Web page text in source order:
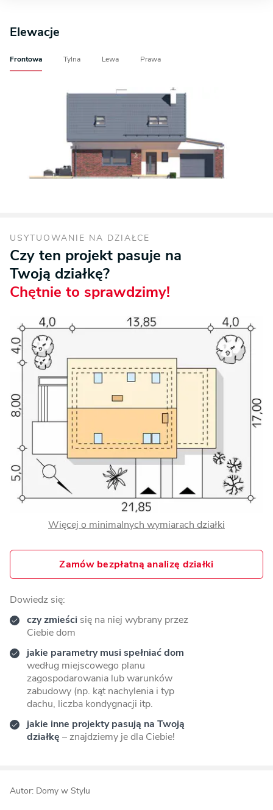
Elewacje
Frontowa Tylna Lewa Prawa
USYTUOWANIE NA DZIAŁCE
Czy ten projekt pasuje na
Twoją działkę?
Chętnie to sprawdzimy!
Więcej o minimalnych wymiarach działki
Zamów bezpłatną analizę działki
Dowiedz się:
czy zmieści się na niej wybrany przez
Ciebie dom
jakie parametry musi spełniać dom
według miejscowego planu
zagospodarowania lub warunków
zabudowy (np. kąt nachylenia i typ
dachu, liczba kondygnacji itp.
jakie inne projekty pasują na Twoją
działkę – znajdziemy je dla Ciebie!
Autor: Domy w Stylu